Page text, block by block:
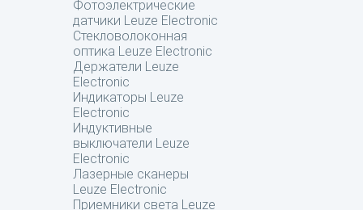
Фотоэлектрические
датчики Leuze Electronic
Стекловолоконная
оптика Leuze Electronic
Держатели Leuze
Electronic
Индикаторы Leuze
Electronic
Индуктивные
выключатели Leuze
Electronic
Лазерные сканеры
Leuze Electronic
Приемники света Leuze